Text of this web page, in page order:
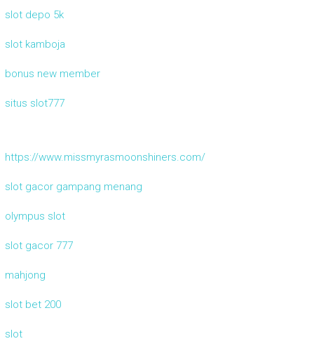
slot depo 5k
slot kamboja
bonus new member
situs slot777
https://www.missmyrasmoonshiners.com/
slot gacor gampang menang
olympus slot
slot gacor 777
mahjong
slot bet 200
slot